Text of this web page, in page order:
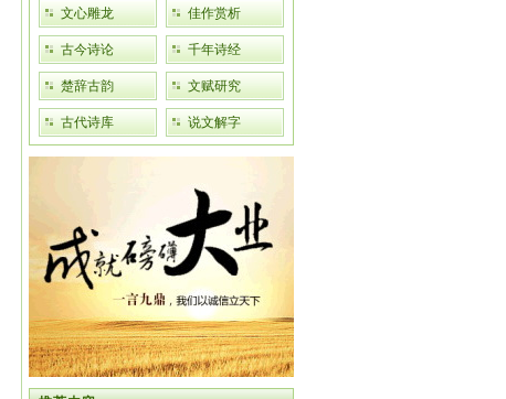
文心雕龙 佳作赏析
古今诗论 千年诗经
楚辞古韵 文赋研究
古代诗库 说文解字